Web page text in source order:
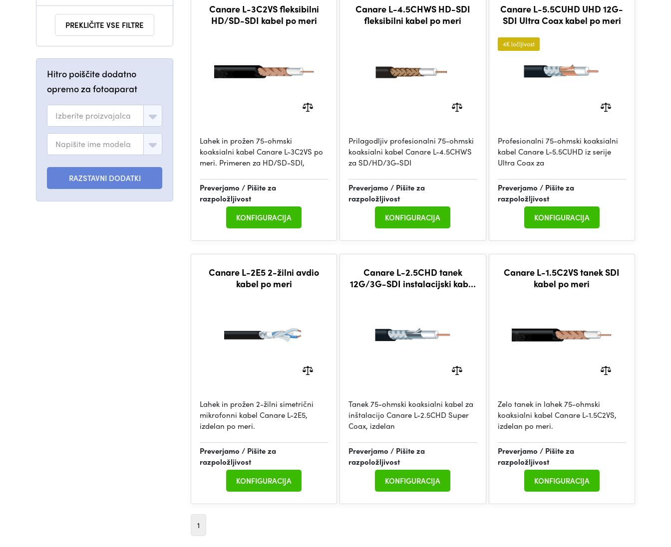
PREKLIČITE VSE FILTRE
Hitro poiščite dodatno
opremo za fotoaparat
Izberite proizvajalca
Napišite ime modela
RAZSTAVNI DODATKI
Canare L-3C2VS fleksibilni
HD/SD-SDI kabel po meri
Lahek in prožen 75-ohmski
koaksialni kabel Canare L-3C2VS po
meri. Primeren za HD/SD-SDI,
Preverjamo / Pišite za
razpoložljivost
KONFIGURACIJA
Canare L-4.5CHWS HD-SDI
fleksibilni kabel po meri
Prilagodljiv profesionalni 75-ohmski
koaksialni kabel Canare L-4.5CHWS
za SD/HD/3G-SDI
Preverjamo / Pišite za
razpoložljivost
KONFIGURACIJA
Canare L-5.5CUHD UHD 12G-
SDI Ultra Coax kabel po meri
4K ločljivost
Profesionalni 75-ohmski koaksialni
kabel Canare L-5.5CUHD iz serije
Ultra Coax za
Preverjamo / Pišite za
razpoložljivost
KONFIGURACIJA
Canare L-2E5 2-žilni avdio
kabel po meri
Lahek in prožen 2-žilni simetrični
mikrofonni kabel Canare L-2E5,
izdelan po meri.
Preverjamo / Pišite za
razpoložljivost
KONFIGURACIJA
Canare L-2.5CHD tanek
12G/3G-SDI instalacijski kabel
Tanek 75-ohmski koaksialni kabel za
inštalacijo Canare L-2.5CHD Super
Coax, izdelan
Preverjamo / Pišite za
razpoložljivost
KONFIGURACIJA
Canare L-1.5C2VS tanek SDI
kabel po meri
Zelo tanek in lahek 75-ohmski
koaksialni kabel Canare L-1.5C2VS,
izdelan po meri.
Preverjamo / Pišite za
razpoložljivost
KONFIGURACIJA
1